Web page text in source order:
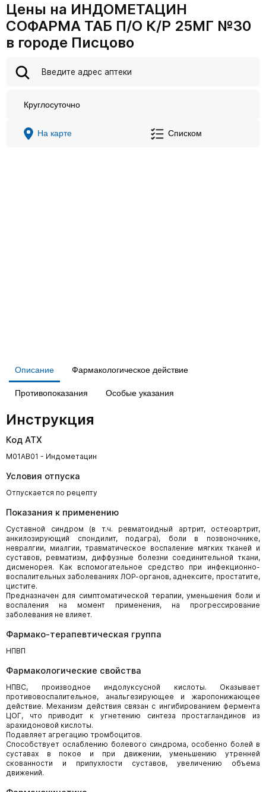
Цены на ИНДОМЕТАЦИН
СОФАРМА ТАБ П/О К/Р 25МГ №30
в городе Писцово
Круглосуточно
На карте Списком
Описание Фармакологическое действие
Противопоказания Особые указания
Инструкция
Код АТХ
M01AB01 - Индометацин
Условия отпуска
Отпускается по рецепту
Показания к применению
Суставной синдром (в т.ч. ревматоидный артрит, остеоартрит,
анкилозирующий спондилит, подагра), боли в позвоночнике,
невралгии, миалгии, травматическое воспаление мягких тканей и
суставов, ревматизм, диффузные болезни соединительной ткани,
дисменорея. Как вспомогательное средство при инфекционно-
воспалительных заболеваниях ЛОР-органов, аднексите, простатите,
цистите.
Предназначен для симптоматической терапии, уменьшения боли и
воспаления на момент применения, на прогрессирование
заболевания не влияет.
Фармако-терапевтическая группа
НПВП
Фармакологические свойства
НПВС, производное индолуксусной кислоты. Оказывает
противовоспалительное, анальгезирующее и жаропонижающее
действие. Механизм действия связан с ингибированием фермента
ЦОГ, что приводит к угнетению синтеза простагландинов из
арахидоновой кислоты.
Подавляет агрегацию тромбоцитов.
Способствует ослаблению болевого синдрома, особенно болей в
суставах в покое и при движении, уменьшению утренней
скованности и припухлости суставов, увеличению объема
движений.